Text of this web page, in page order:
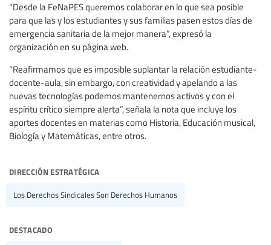
“Desde la FeNaPES queremos colaborar en lo que sea posible
para que las y los estudiantes y sus familias pasen estos días de
emergencia sanitaria de la mejor manera”, expresó la
organización en su página web.
“Reafirmamos que es imposible suplantar la relación estudiante-
docente-aula, sin embargo, con creatividad y apelando a las
nuevas tecnologías podemos mantenernos activos y con el
espíritu crítico siempre alerta”, señala la nota que incluye los
aportes docentes en materias como Historia, Educación musical,
Biología y Matemáticas, entre otros.
dirección estratégica
Los Derechos Sindicales Son Derechos Humanos
destacado